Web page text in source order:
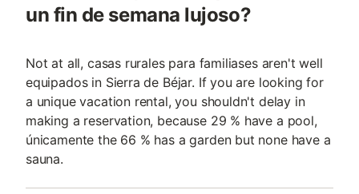
un fin de semana lujoso?
Not at all, casas rurales para familiases aren't well
equipados in Sierra de Béjar. If you are looking for
a unique vacation rental, you shouldn't delay in
making a reservation, because 29 % have a pool,
únicamente the 66 % has a garden but none have a
sauna.